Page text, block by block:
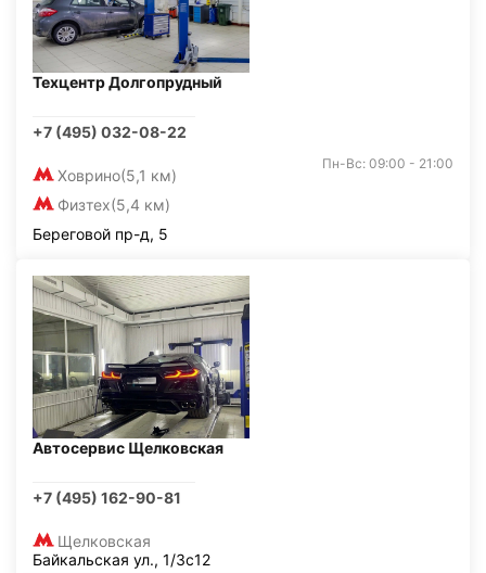
Техцентр Долгопрудный
+7 (495) 032-08-22
Ховрино(5,1 км)
Физтех(5,4 км)
Пн-Вс: 09:00 - 21:00
Береговой пр-д, 5
Автосервис Щелковская
+7 (495) 162-90-81
Щелковская
Байкальская ул., 1/3с12